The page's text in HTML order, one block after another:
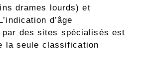
drames lourds) et
d’âge
par des sites spécialisés est
la seule classification